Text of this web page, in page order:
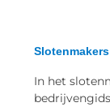
Slotenmakers
In het